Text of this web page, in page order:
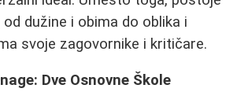
dužine i obima do oblika i
svoje zagovornike i kritičare.
Dve Osnovne Škole